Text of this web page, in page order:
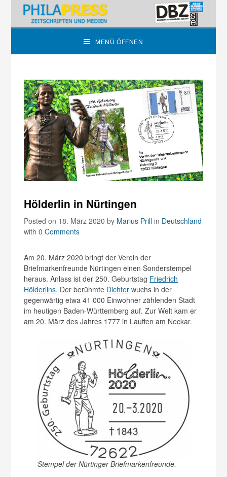
MENÜ ÖFFNEN
Hölderlin in Nürtingen
Posted on 18. März 2020by Marius Prill in Deutschland
with0 Comments
Am 20. März 2020 bringt der Verein der
Briefmarkenfreunde Nürtingen einen Sonderstempel
heraus. Anlass ist der 250. Geburtstag Friedrich
Hölderlins. Der berühmte Dichter wuchs in der
gegenwärtig etwa 41 000 Einwohner zählenden Stadt
im heutigen Baden-Württemberg auf. Zur Welt kam er
am 20. März des Jahres 1777 in Lauffen am Neckar.
Stempel der Nürtinger Briefmarkenfreunde.